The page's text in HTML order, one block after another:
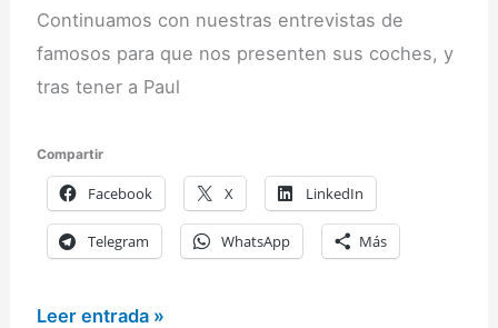
Continuamos con nuestras entrevistas de
famosos para que nos presenten sus coches, y
tras tener a Paul
Compartir
Facebook X LinkedIn
Telegram WhatsApp Más
Un
Leer entrada »